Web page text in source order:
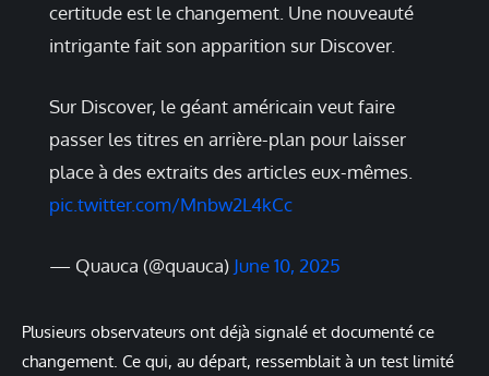
certitude est le changement. Une nouveauté
intrigante fait son apparition sur Discover.
Sur Discover, le géant américain veut faire
passer les titres en arrière-plan pour laisser
place à des extraits des articles eux-mêmes.
pic.twitter.com/Mnbw2L4kCc
— Quauca (@quauca) June 10, 2025
Plusieurs observateurs ont déjà signalé et documenté ce
changement. Ce qui, au départ, ressemblait à un test limité